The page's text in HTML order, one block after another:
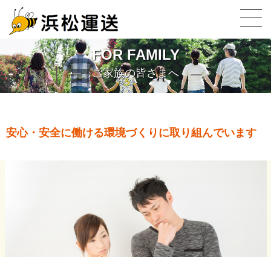
FOR FAMILY
ご家族の皆さまへ
安心・安全に働ける環境づくりに取り組んでいます